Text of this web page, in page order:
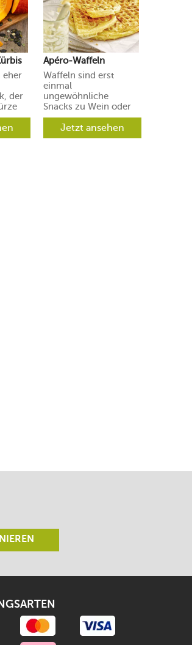
eher
der
in
Apéro-Waffeln
Waffeln sind erst
einmal
ungewöhnliche
Snacks zu Wein oder
Prosecco. Ihre Gäste
werden aber
begeistert sein.
Jetzt ansehen